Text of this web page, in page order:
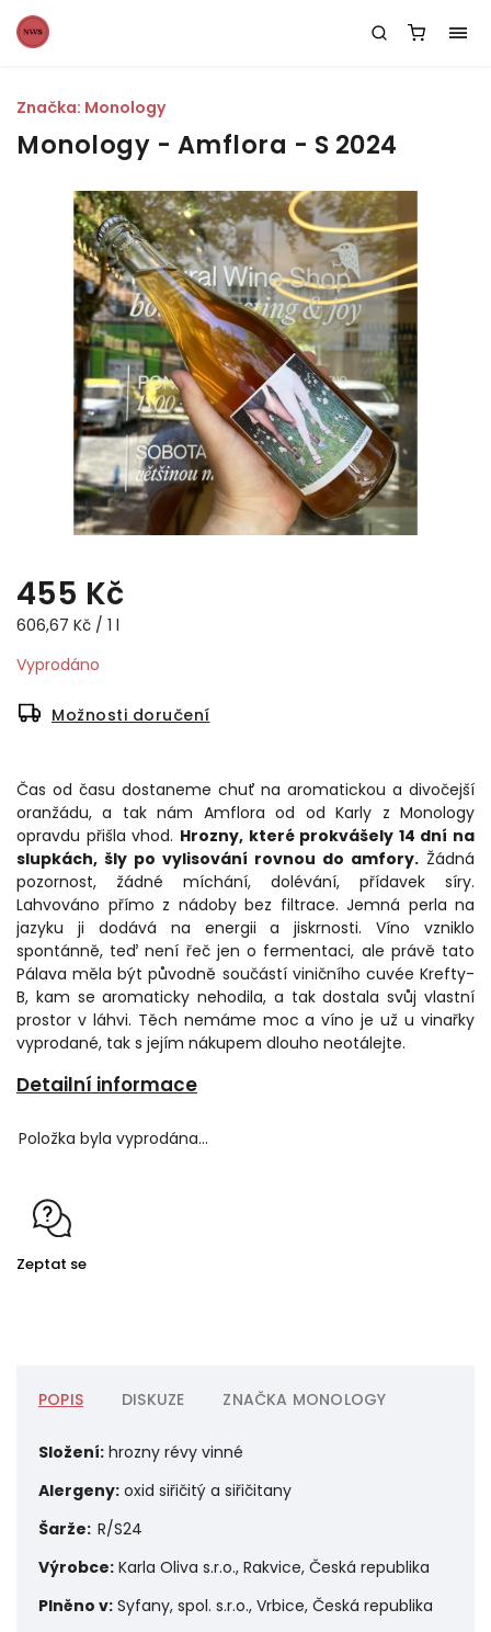
Monology - Amflora - S 2024
455 Kč
606,67 Kč / 1 l
Vyprodáno
Možnosti doručení
Čas od času dostaneme chuť na aromatickou a divočejší
oranžádu, a tak nám Amflora od od Karly z Monology
opravdu přišla vhod. Hrozny, které prokvášely 14 dní na
slupkách, šly po vylisování rovnou do amfory. Žádná
pozornost, žádné míchání, dolévání, přídavek síry.
Lahvováno přímo z nádoby bez filtrace. Jemná perla na
jazyku ji dodává na energii a jiskrnosti. Víno vzniklo
spontánně, teď není řeč jen o fermentaci, ale právě tato
Pálava měla být původně součástí viničního cuvée Krefty-
B, kam se aromaticky nehodila, a tak dostala svůj vlastní
prostor v láhvi. Těch nemáme moc a víno je už u vinařky
vyprodané, tak s jejím nákupem dlouho neotálejte.
Detailní informace
Značka: Monology
Položka byla vyprodána…
Zeptat se
POPIS DISKUZE ZNAČKA MONOLOGY
Složení: hrozny révy vinné
Alergeny: oxid siřičitý a siřičitany
Šarže: R/S24
Výrobce: Karla Oliva s.r.o., Rakvice, Česká republika
Plněno v: Syfany, spol. s.r.o., Vrbice, Česká republika